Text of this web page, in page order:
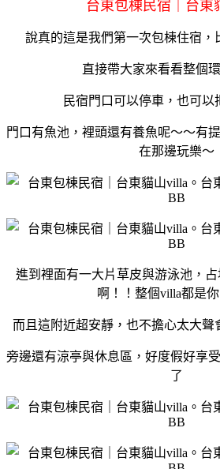
台東包棟民宿｜台東
說真的這是我們第一次包棟住宿，
直接帶大家來看看整個
民宿門口可以停車，也可以
門口有魚池，裡頭還有養魚呢～～有
在那邊玩樂～
進到裡面有一大片草皮與游泳池，
啊！！整個villa都是
而且這附近超安靜，也不擔心太大聲
旁邊還有涼亭與休息區，好度假好享
了